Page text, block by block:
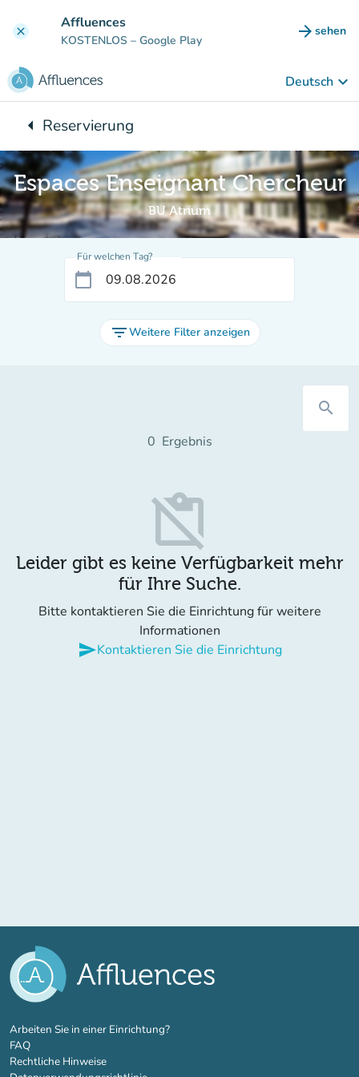
clear Affluences
KOSTENLOS – Google Play arrow_forward sehen
(new
Deutsch keyboard_arrow_down
arrow_leftZurück zu:
Reservierung
Espaces Enseignant Chercheur
BU Atrium
Für welchen Tag?
calendar_today
filter_listWeitere Filter anzeigen
search
0 Ergebnis
content_paste_off
Leider gibt es keine Verfügbarkeit mehr
für Ihre Suche.
Bitte kontaktieren Sie die Einrichtung für weitere
Informationen
sendKontaktieren Sie die Einrichtung
Arbeiten Sie in einer Einrichtung?(new tab)
FAQ
Rechtliche Hinweise